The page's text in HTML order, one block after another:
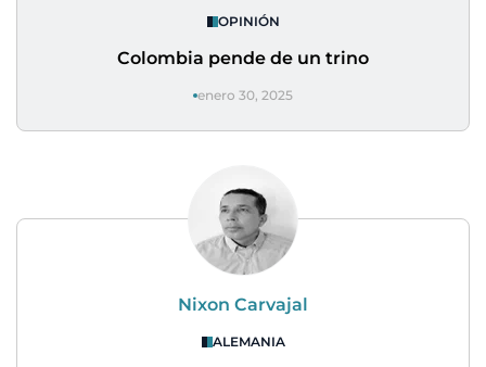
OPINIÓN
Colombia pende de un trino
enero 30, 2025
Nixon Carvajal
ALEMANIA